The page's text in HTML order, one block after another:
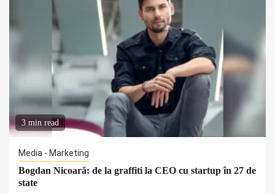
3 min read
Media - Marketing
Bogdan Nicoară: de la graffiti la CEO cu startup în 27 de
state